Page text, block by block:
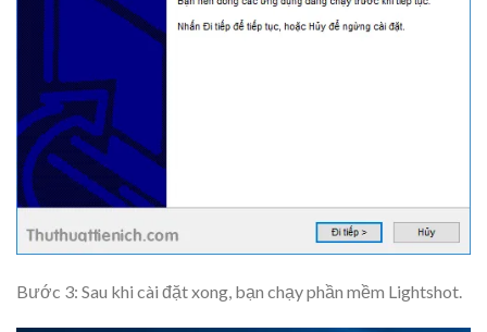
Bước 3: Sau khi cài đặt xong, bạn chạy phần mềm Lightshot.